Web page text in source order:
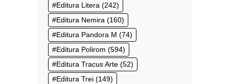
Editura Litera (242)
Editura Nemira (160)
Editura Pandora M (74)
Editura Polirom (594)
Editura Tracus Arte (52)
Editura Trei (149)